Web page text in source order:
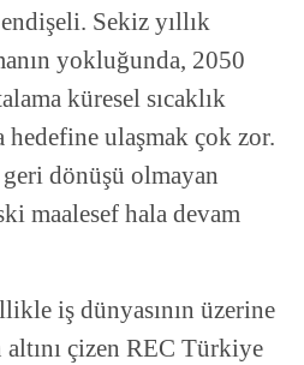
Sekiz yıllık
yokluğunda, 2050
küresel sıcaklık
hedefine ulaşmak çok zor.
dönüşü olmayan
maalesef hala devam
iş dünyasının üzerine
çizen REC Türkiye